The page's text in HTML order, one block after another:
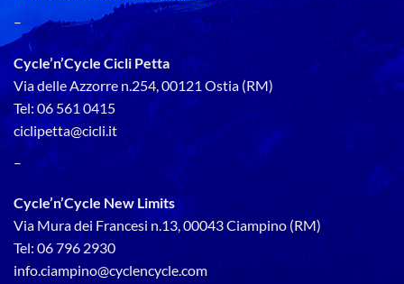
–
Cycle’n’Cycle Cicli Petta
Via delle Azzorre n.254, 00121 Ostia (RM)
Tel: 06 561 0415
ciclipetta@cicli.it
–
Cycle’n’Cycle New Limits
Via Mura dei Francesi n.13, 00043 Ciampino (RM)
Tel: 06 796 2930
info.ciampino@cyclencycle.com